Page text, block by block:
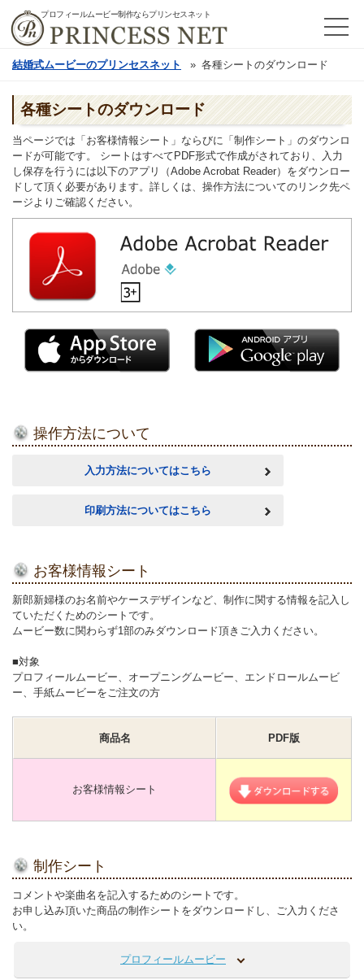
プロフィールムービー制作ならプリンセスネット
結婚式ムービーのプリンセスネット 各種シートのダウンロード
各種シートのダウンロード
当ページでは「お客様情報シート」ならびに「制作シート」のダウンロ
ードが可能です。 シートはすべてPDF形式で作成がされており、入力
し保存を行うには以下のアプリ（Adobe Acrobat Reader）をダウンロー
ドして頂く必要があります。詳しくは、操作方法についてのリンク先ペ
ージよりご確認ください。
操作方法について
入力方法についてはこちら
印刷方法についてはこちら
お客様情報シート
新郎新婦様のお名前やケースデザインなど、制作に関する情報を記入し
ていただくためのシートです。
ムービー数に関わらず1部のみダウンロード頂きご入力ください。
■対象
プロフィールムービー、オープニングムービー、エンドロールムービ
ー、手紙ムービーをご注文の方
商品名 PDF版
お客様情報シート
制作シート
コメントや楽曲名を記入するためのシートです。
お申し込み頂いた商品の制作シートをダウンロードし、ご入力くださ
い。
プロフィールムービー